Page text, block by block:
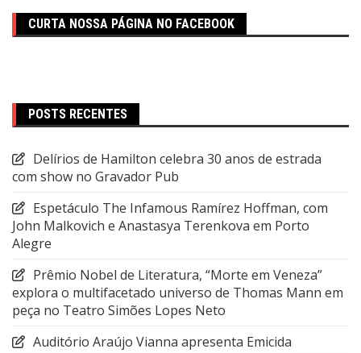
CURTA NOSSA PÁGINA NO FACEBOOK
POSTS RECENTES
Delírios de Hamilton celebra 30 anos de estrada
com show no Gravador Pub
Espetáculo The Infamous Ramírez Hoffman, com
John Malkovich e Anastasya Terenkova em Porto
Alegre
Prêmio Nobel de Literatura, “Morte em Veneza”
explora o multifacetado universo de Thomas Mann em
peça no Teatro Simões Lopes Neto
Auditório Araújo Vianna apresenta Emicida